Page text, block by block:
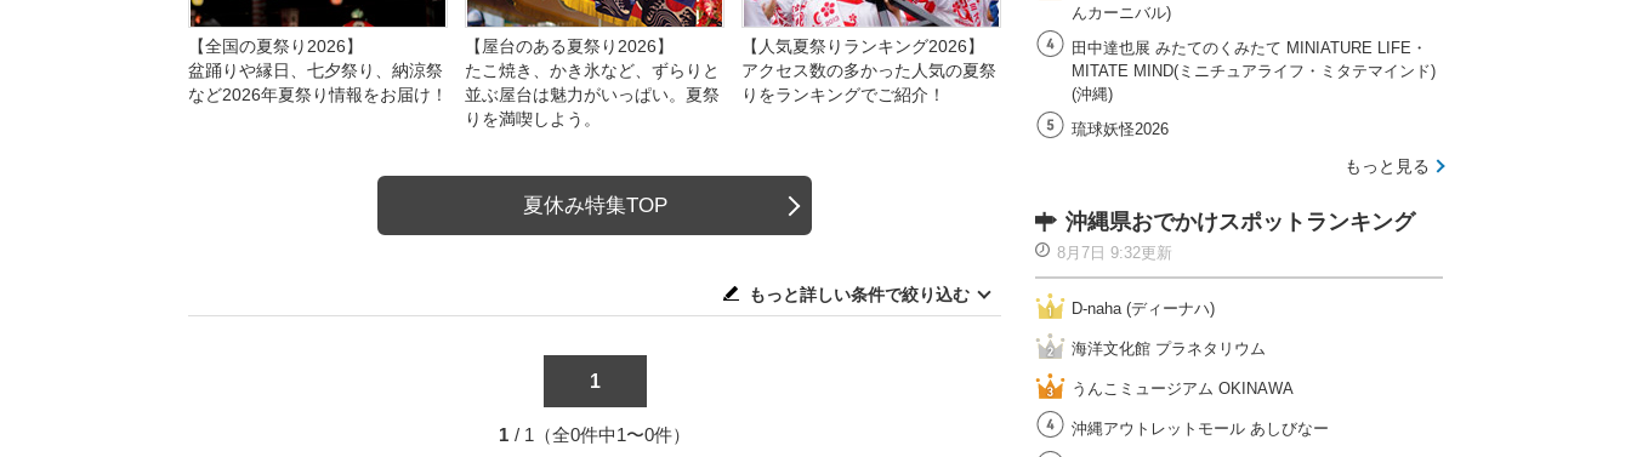
【全国の夏祭り2026】
盆踊りや縁日、七夕祭り、納涼祭
など2026年夏祭り情報をお届け！
【屋台のある夏祭り2026】
たこ焼き、かき氷など、ずらりと
並ぶ屋台は魅力がいっぱい。夏祭
りを満喫しよう。
【人気夏祭りランキング2026】
アクセス数の多かった人気の夏祭
りをランキングでご紹介！
夏休み特集TOP
もっと詳しい条件で絞り込む
1
1 / 1（全0件中1〜0件）
んカーニバル)
田中達也展 みたてのくみたて MINIATURE LIFE・
MITATE MIND(ミニチュアライフ・ミタテマインド)
(沖縄)
琉球妖怪2026
もっと見る
沖縄県おでかけスポットランキング
8月7日 9:32更新
D-naha (ディーナハ)
海洋文化館 プラネタリウム
うんこミュージアム OKINAWA
沖縄アウトレットモール あしびなー